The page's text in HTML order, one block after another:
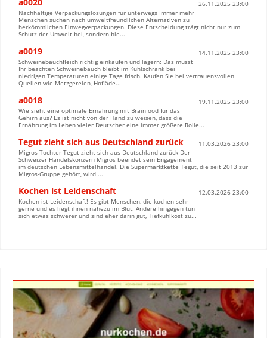
26.11.2025 23:00
Nachhaltige Verpackungslösungen für unterwegs Immer mehr
Menschen suchen nach umweltfreundlichen Alternativen zu
herkömmlichen Einwegverpackungen. Diese Entscheidung trägt nicht nur zum
Schutz der Umwelt bei, sondern bie...
a0019
14.11.2025 23:00
Schweinebauchfleich richtig einkaufen und lagern: Das müsst
Ihr beachten Schweinebauch bleibt im Kühlschrank bei
niedrigen Temperaturen einige Tage frisch. Kaufen Sie bei vertrauensvollen
Quellen wie Metzgereien, Hofläde...
a0018
19.11.2025 23:00
Wie sieht eine optimale Ernährung mit Brainfood für das
Gehirn aus? Es ist nicht von der Hand zu weisen, dass die
Ernährung im Leben vieler Deutscher eine immer größere Rolle...
Tegut zieht sich aus Deutschland zurück
11.03.2026 23:00
Migros-Tochter Tegut zieht sich aus Deutschland zurück Der
Schweizer Handelskonzern Migros beendet sein Engagement
im deutschen Lebensmittelhandel. Die Supermarktkette Tegut, die seit 2013 zur
Migros-Gruppe gehört, wird ...
Kochen ist Leidenschaft
12.03.2026 23:00
Kochen ist Leidenschaft! Es gibt Menschen, die kochen sehr
gerne und es liegt ihnen nahezu im Blut. Andere hingegen tun
sich etwas schwerer und sind eher darin gut, Tiefkühlkost zu...